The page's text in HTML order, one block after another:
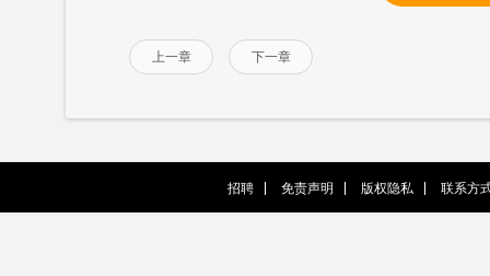
上一章 下一章
招聘 免责声明 版权隐私 联系方